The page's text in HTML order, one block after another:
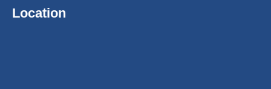
Location